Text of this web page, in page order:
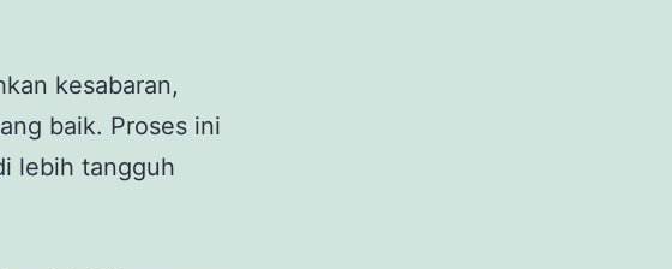
kesabaran,
baik. Proses ini
lebih tangguh